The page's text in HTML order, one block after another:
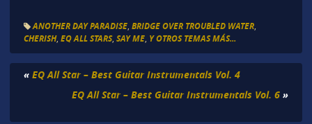
ANOTHER DAY PARADISE, BRIDGE OVER TROUBLED WATER,
CHERISH, EQ ALL STARS, SAY ME, Y OTROS TEMAS MÁS...
« EQ All Star – Best Guitar Instrumentals Vol. 4
EQ All Star – Best Guitar Instrumentals Vol. 6 »